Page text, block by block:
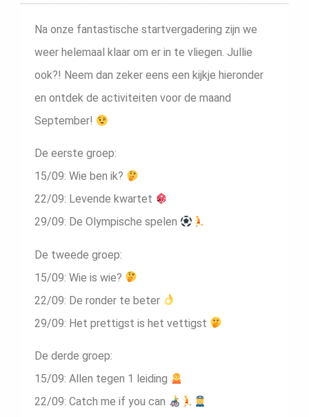
Na onze fantastische startvergadering zijn we
weer helemaal klaar om er in te vliegen. Jullie
ook?! Neem dan zeker eens een kijkje hieronder
en ontdek de activiteiten voor de maand
September!
De eerste groep:
15/09: Wie ben ik?
22/09: Levende kwartet
29/09: De Olympische spelen
De tweede groep:
15/09: Wie is wie?
22/09: De ronder te beter
29/09: Het prettigst is het vettigst
De derde groep:
15/09: Allen tegen 1 leiding
22/09: Catch me if you can